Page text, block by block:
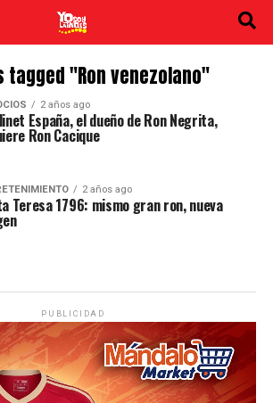
tagged "Ron venezolano"
2 años ago
España, el dueño de Ron Negrita,
Ron Cacique
2 años ago
Teresa 1796: mismo gran ron, nueva
PUBLICIDAD